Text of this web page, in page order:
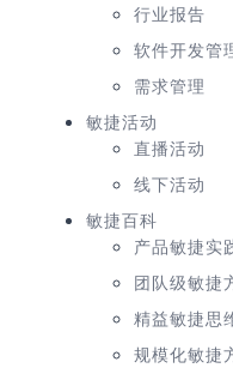
行业报告
软件开发管
需求管理
敏捷活动
直播活动
线下活动
敏捷百科
产品敏捷实
团队级敏捷
精益敏捷思
规模化敏捷